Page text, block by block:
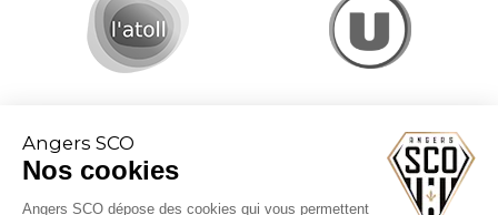
Angers SCO
Nos cookies
Angers SCO dépose des cookies qui vous permettent